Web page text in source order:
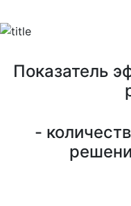
Показатель
-